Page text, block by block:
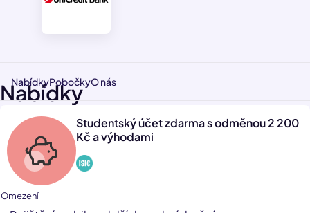
NabídkyPobočkyO nás
Nabídky
Studentský účet zdarma s odměnou 2 200
Kč a výhodami
Omezení